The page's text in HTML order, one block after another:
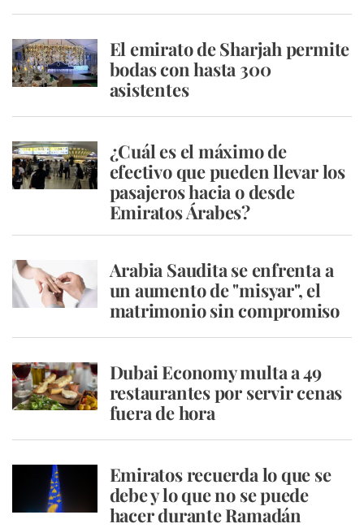
El emirato de Sharjah permite
bodas con hasta 300
asistentes
¿Cuál es el máximo de
efectivo que pueden llevar los
pasajeros hacia o desde
Emiratos Árabes?
Arabia Saudita se enfrenta a
un aumento de "misyar", el
matrimonio sin compromiso
Dubai Economy multa a 49
restaurantes por servir cenas
fuera de hora
Emiratos recuerda lo que se
debe y lo que no se puede
hacer durante Ramadán